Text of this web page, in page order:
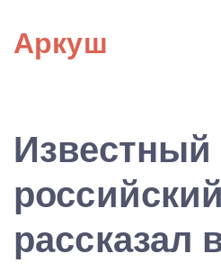
content
Аркуш
Известный
рассказал